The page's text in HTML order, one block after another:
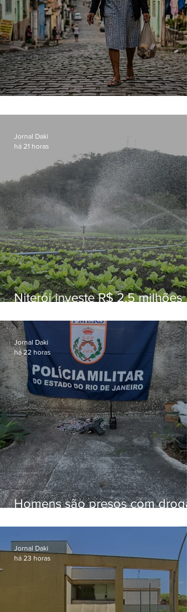
Niterói investe R$ 2,5 milhões
familiar para merenda escolar
Jornal Daki
há 21 horas
Homens são presos com
Jornal Daki
há 22 horas
Jornal Daki
há 23 horas